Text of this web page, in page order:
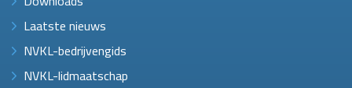
Laatste nieuws
NVKL-bedrijvengids
NVKL-lidmaatschap